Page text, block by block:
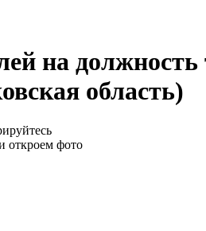
на
область)
откроем фото